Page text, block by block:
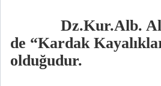
Dz.Kur.Alb.
de “Kardak
olduğudur.